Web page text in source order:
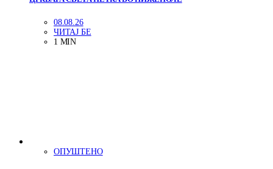
08.08.26
ЧИТАЈ БЕ
1 MIN
ОПУШТЕНО